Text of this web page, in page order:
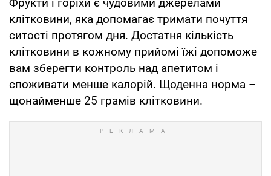
клітковини, яка допомагає тримати почуття
ситості протягом дня. Достатня кількість
клітковини в кожному прийомі їжі допоможе
вам зберегти контроль над апетитом і
споживати менше калорій. Щоденна норма –
щонайменше 25 грамів клітковини.